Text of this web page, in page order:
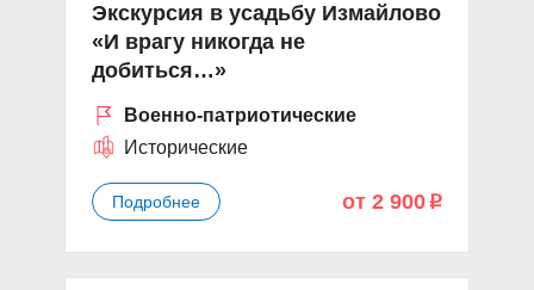
Экскурсия в усадьбу Измайлово
«И врагу никогда не
добиться…»
Военно-патриотические
Исторические
Подробнее от 2 900 p